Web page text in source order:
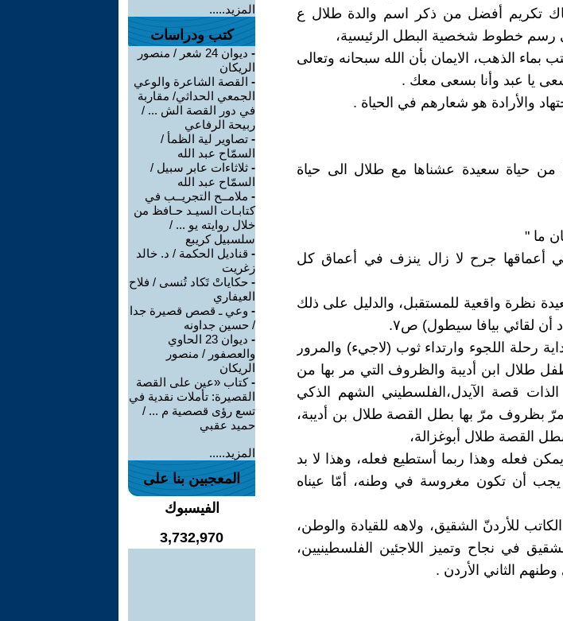
تكريم أفضل من ذكر اسم والدة طلال ع
في رسم خطوط شخصية البطل الرئيسية،
الذهب، الايمان بأن الله سبحانه وتعالى
يا عبد وأنا بسعى معك .
والأرادة هو شعارهم في الحياة .
من حياة سعيدة عشناها مع طلال الى حياة
ما "
في أعماقها جرح لا زال ينزف في أعماق كل
نظرة واقعية للمستقبل، والدليل على ذلك
لقائي بيافا سيطول) ص٧.
رحلة اللجوء وارتداء ثوب (لاجيء) والمرور
طلال ابن أديبة والظروف التي مر بها من
قصة الآيدل،الفلسطيني الشهم الذكي
بظروف مرّ بها بطل القصة طلال بن أديبة،
فعله وهذا ربما أستطيع فعله، وهذا لا بد
يجب أن تكون مغروسة في وطنه، أمّا عيناه
للأردنّ الشقيق، ولاهه للقيادة والوطن،
في نجاح وتميز اللاجئين الفلسطينيين،
الثاني الأردن .
المزيد.....
كتب ودراسات
-
ديوان 24 شعر / منصور
الريكان
- القصة الشاعرة والوعي
الجمعي الحداثي/ مقاربة
في دور القصة الش ... /
ربيحة الرفاعي
- تصاوير لية الظمأ /
السمّاح عبد الله
- ثلاثاءات عابر سبيل /
السمّاح عبد الله
- ملامــح التجريــب في
كتابـات السيـد حـافظ من
خلال روايته يو ... /
سلسبيل كريبع
- قناديل الحكمة / د. خالد
زغريت
- حكاياتْ تَكاد تُنسى / فلاح
العيفاري
- وعي ـ قصص قصيرة جدا
/ حسين جداونه
-
ديوان 23 الحاوي
والعصفور / منصور
الريكان
-كتاب «عين على القصة
القصيرة: تأملات نقدية في
تسع رؤى قصصية م ... /
حميد عقبي
المزيد.....
المعجبين بنا على
الفيسبوك
3,732,970